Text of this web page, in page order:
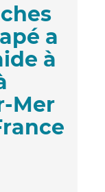
a
à
Mer